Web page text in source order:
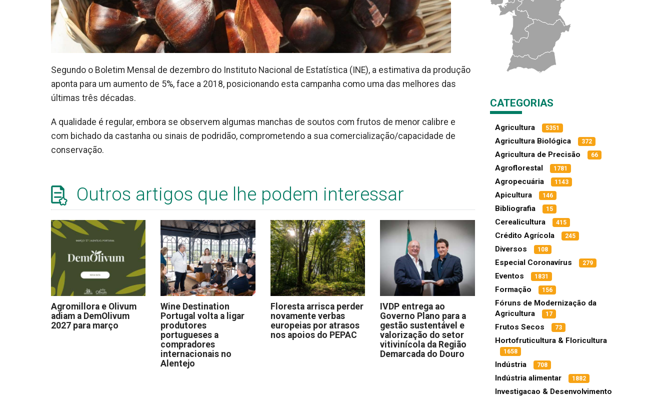
Segundo o Boletim Mensal de dezembro do Instituto Nacional de Estatística (INE), a estimativa da produção
aponta para um aumento de 5%, face a 2018, posicionando esta campanha como uma das melhores das
últimas três décadas.
A qualidade é regular, embora se observem algumas manchas de soutos com frutos de menor calibre e
com bichado da castanha ou sinais de podridão, comprometendo a sua comercialização/capacidade de
conservação.
Outros artigos que lhe podem interessar
Agromillora e Olivum
adiam a DemOlivum
2027 para março
Wine Destination
Portugal volta a ligar
produtores
portugueses a
compradores
internacionais no
Alentejo
Floresta arrisca perder
novamente verbas
europeias por atrasos
nos apoios do PEPAC
IVDP entrega ao
Governo Plano para a
gestão sustentável e
valorização do setor
vitivinícola da Região
Demarcada do Douro
CATEGORIAS
Agricultura 5351
Agricultura Biológica 372
Agricultura de Precisão 66
Agroflorestal 1781
Agropecuária 1143
Apicultura 146
Bibliografia 15
Cerealicultura 415
Crédito Agrícola 245
Diversos 108
Especial Coronavírus 279
Eventos 1831
Formação 156
Fóruns de Modernização da
Agricultura
17
Frutos Secos 73
Hortofruticultura & Floricultura
1658
Indústria 708
Indústria alimentar 1882
Investigacao & Desenvolvimento